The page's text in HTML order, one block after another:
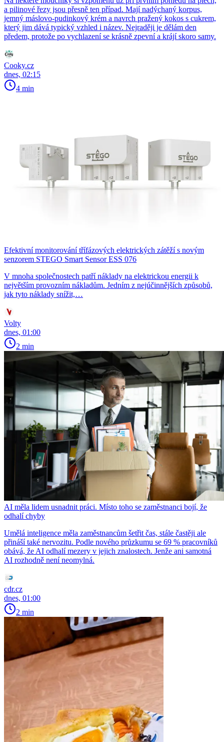
a pilinové řezy jsou přesně ten případ. Mají nadýchaný korpus,
jemný máslovo-pudinkový krém a navrch pražený kokos s cukrem,
který jim dává typický vzhled i název. Nejraději je dělám den
předem, protože po vychlazení se krásně zpevní a krájí skoro samy.
Cooky.cz
dnes, 02:15
4 min
Efektivní monitorování třífázových elektrických zátěží s novým
senzorem STEGO Smart Sensor ESS 076
V mnoha společnostech patří náklady na elektrickou energii k
největším provozním nákladům. Jedním z nejúčinnějších způsobů,
jak tyto náklady snížit,…
Volty
dnes, 01:00
2 min
AI měla lidem usnadnit práci. Místo toho se zaměstnanci bojí, že
odhalí chyby
Umělá inteligence měla zaměstnancům šetřit čas, stále častěji ale
přináší také nervozitu. Podle nového průzkumu se 69 % pracovníků
obává, že AI odhalí mezery v jejich znalostech. Jenže ani samotná
AI rozhodně není neomylná.
cdr.cz
dnes, 01:00
2 min